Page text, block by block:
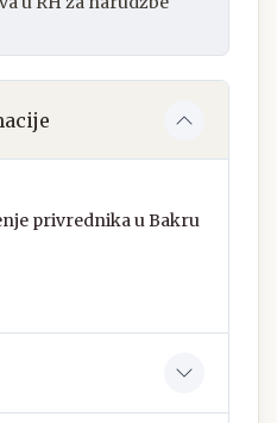
privrednika u Bakru